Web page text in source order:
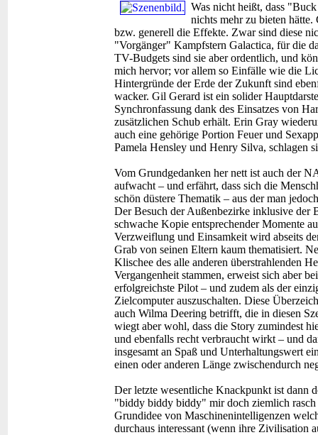
Was nicht heißt, dass
nichts mehr zu bieten
bzw. generell die Effekte. Zwar sind diese
"Vorgänger" Kampfstern Galactica, für die
TV-Budgets sind sie aber ordentlich, und
mich hervor; vor allem so Einfälle wie die
Hintergründe der Erde der Zukunft sind
wacker. Gil Gerard ist ein solider
Synchronfassung dank des Einsatzes von
zusätzlichen Schub erhält. Erin Gray
auch eine gehörige Portion Feuer und
Pamela Hensley und Henry Silva, schlagen
Vom Grundgedanken her nett ist auch der
aufwacht – und erfährt, dass sich die
schön düstere Thematik – aus der man
Der Besuch der Außenbezirke inklusive der
schwache Kopie entsprechender Momente
Verzweiflung und Einsamkeit wird abseits
Grab von seinen Eltern kaum thematisiert.
Klischee des alle anderen überstrahlenden
Vergangenheit stammen, erweist sich aber
erfolgreichste Pilot – und zudem als der
Zielcomputer auszuschalten. Diese
auch Wilma Deering betrifft, die in diesen
wiegt aber wohl, dass die Story zumindest
und ebenfalls recht verbraucht wirkt – und
insgesamt an Spaß und Unterhaltungswert
einen oder anderen Länge zwischendurch
Der letzte wesentliche Knackpunkt ist dann
"biddy biddy biddy" mir doch ziemlich
Grundidee von Maschinenintelligenzen
durchaus interessant (wenn ihre Zivilisation